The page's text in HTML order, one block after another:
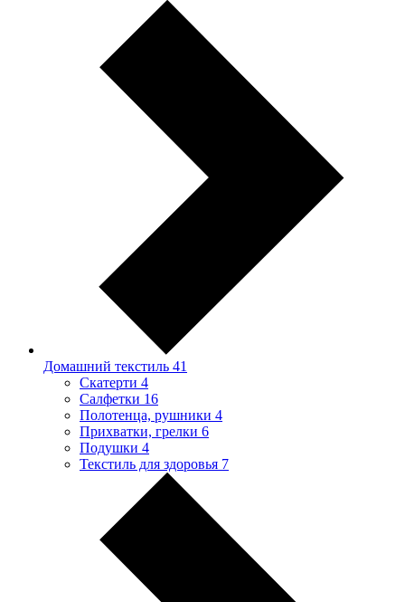
Домашний текстиль 41
Скатерти 4
Салфетки 16
Полотенца, рушники 4
Прихватки, грелки 6
Подушки 4
Текстиль для здоровья 7